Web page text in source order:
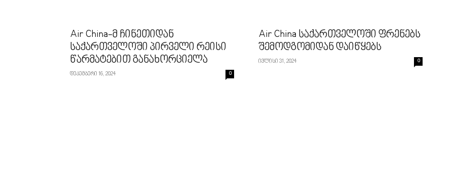
Air China-მ ჩინეთიდან
საქართველოში პირველი რეისი
წარმატებით განახორციელა
დეკემბერი 16, 2024 0
Air China საქართველოში ფრენებს
შემოდგომიდან დაიწყებს
ივლისი 31, 2024 0